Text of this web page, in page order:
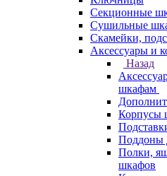
Секционные
Сушильные
Скамейки,
Аксессуары и
Назад
шкафам
Корпусы
Поддоны
Полки,
шкафов